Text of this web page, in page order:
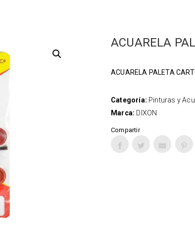
ACUARELA
ACUARELA PALETA
Categoría: Pinturas y
Marca: DIXON
Compartir